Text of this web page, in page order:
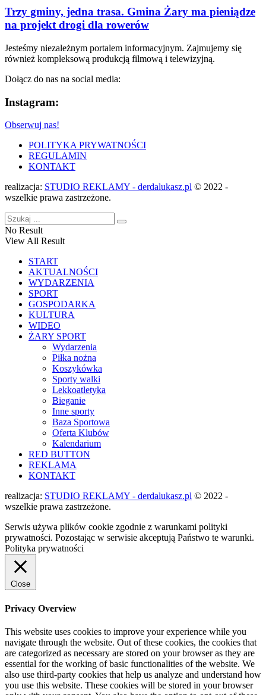
Trzy gminy, jedna trasa. Gmina Żary ma pieniądze
na projekt drogi dla rowerów
Jesteśmy niezależnym portalem informacyjnym. Zajmujemy się
również kompleksową produkcją filmową i telewizyjną.
Dołącz do nas na social media:
Instagram:
Obserwuj nas!
POLITYKA PRYWATNOŚCI
REGULAMIN
KONTAKT
realizacja: STUDIO REKLAMY - derdalukasz.pl © 2022 -
wszelkie prawa zastrzeżone.
No Result
View All Result
START
AKTUALNOŚCI
WYDARZENIA
SPORT
GOSPODARKA
KULTURA
WIDEO
ŻARY SPORT
Wydarzenia
Piłka nożna
Koszykówka
Sporty walki
Lekkoatletyka
Bieganie
Inne sporty
Baza Sportowa
Oferta Klubów
Kalendarium
RED BUTTON
REKLAMA
KONTAKT
realizacja: STUDIO REKLAMY - derdalukasz.pl © 2022 -
wszelkie prawa zastrzeżone.
Serwis używa plików cookie zgodnie z warunkami polityki
prywatności. Pozostając w serwisie akceptują Państwo te warunki.
Polityka prywatności
Close
Privacy Overview
This website uses cookies to improve your experience while you
navigate through the website. Out of these cookies, the cookies that
are categorized as necessary are stored on your browser as they are
essential for the working of basic functionalities of the website. We
also use third-party cookies that help us analyze and understand how
you use this website. These cookies will be stored in your browser